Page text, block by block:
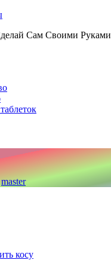
Сам Своими Руками
master
косу